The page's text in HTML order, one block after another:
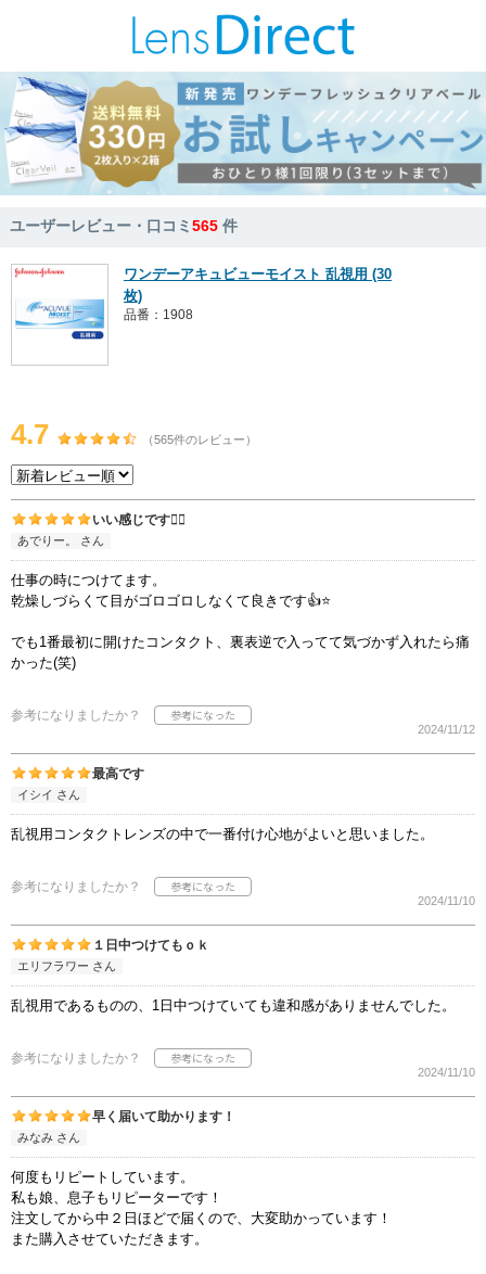
ユーザーレビュー・口コミ565 件
ワンデーアキュビューモイスト 乱視用 (30
枚)
品番：1908
4.7 （565件のレビュー）
いい感じです👍🏻
あでりー。 さん
仕事の時につけてます。
乾燥しづらくて目がゴロゴロしなくて良きです👍⭐️
でも1番最初に開けたコンタクト、裏表逆で入ってて気づかず入れたら痛
かった(笑)
参考になりましたか？
2024/11/12
最高です
イシイ さん
乱視用コンタクトレンズの中で一番付け心地がよいと思いました。
参考になりましたか？
2024/11/10
１日中つけてもｏｋ
エリフラワー さん
乱視用であるものの、1日中つけていても違和感がありませんでした。
参考になりましたか？
2024/11/10
早く届いて助かります！
みなみ さん
何度もリピートしています。
私も娘、息子もリピーターです！
注文してから中２日ほどで届くので、大変助かっています！
また購入させていただきます。